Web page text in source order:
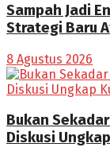
Sampah Jadi
Strategi Baru
8 Agustus 2026
Bukan
Diskusi